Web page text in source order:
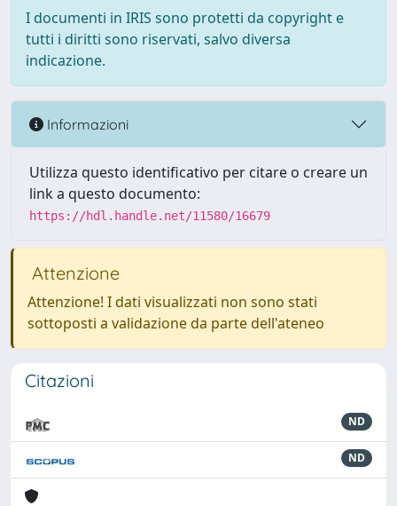
I documenti in IRIS sono protetti da copyright e
tutti i diritti sono riservati, salvo diversa
indicazione.
Informazioni
Utilizza questo identificativo per citare o creare un
link a questo documento:
https://hdl.handle.net/11580/16679
Attenzione
Attenzione! I dati visualizzati non sono stati
sottoposti a validazione da parte dell'ateneo
Citazioni
ND
ND